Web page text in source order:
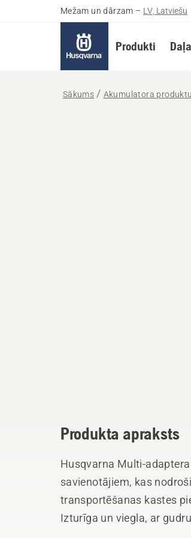
Mežam un dārzam – LV, Latviešu
Produkti
Sākums Akumulatora
Produkta apraksts
Husqvarna Multi-
savienotājiem, kas
transportēšanas kastes
Izturīga un viegla, ar